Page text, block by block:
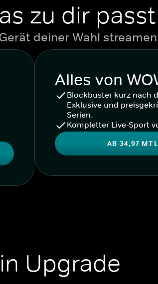
zu dir passt
deiner Wahl streamen
Alles von
Blockbuster kurz nach
Exklusive und
Serien.
Kompletter Live-Sport
AB 34,97
Upgrade